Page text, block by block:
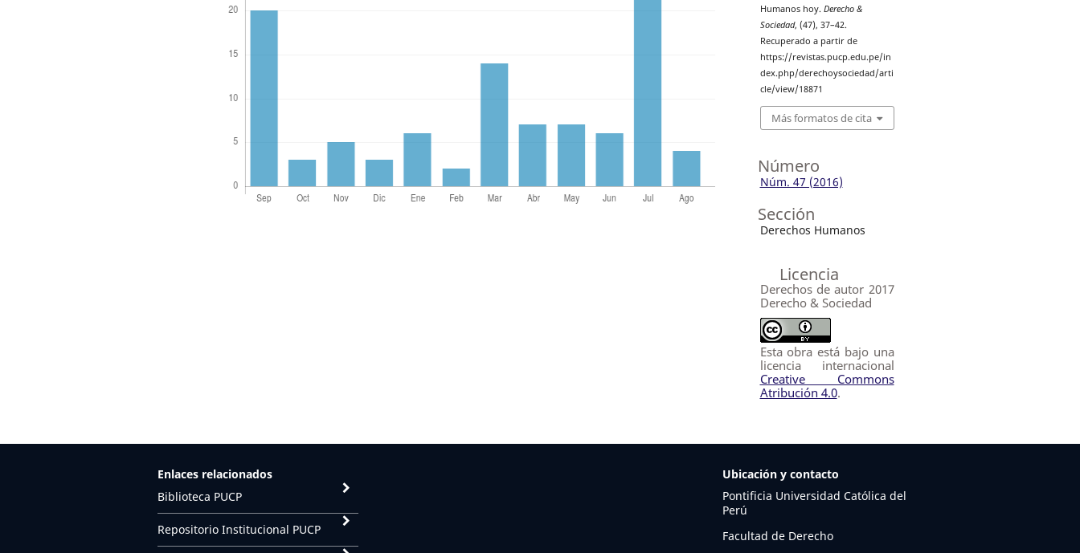
Humanos hoy. Derecho &
Sociedad, (47), 37–42.
Recuperado a partir de
https://revistas.pucp.edu.pe/in
dex.php/derechoysociedad/arti
cle/view/18871
Más formatos de cita
Número
Núm. 47 (2016)
Sección
Derechos Humanos
Licencia
Derechos de autor 2017
Derecho & Sociedad
Esta obra está bajo una
licencia internacional
Creative Commons
Atribución 4.0.
Enlaces relacionados
Biblioteca PUCP
Repositorio Institucional PUCP
Ubicación y contacto
Pontificia Universidad Católica del
Perú
Facultad de Derecho